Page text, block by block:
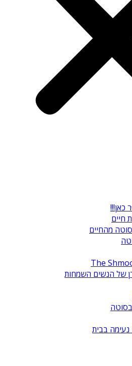
כאן!!!
חיים
מהחיים
של הנשים השמחות
נעימה בבית